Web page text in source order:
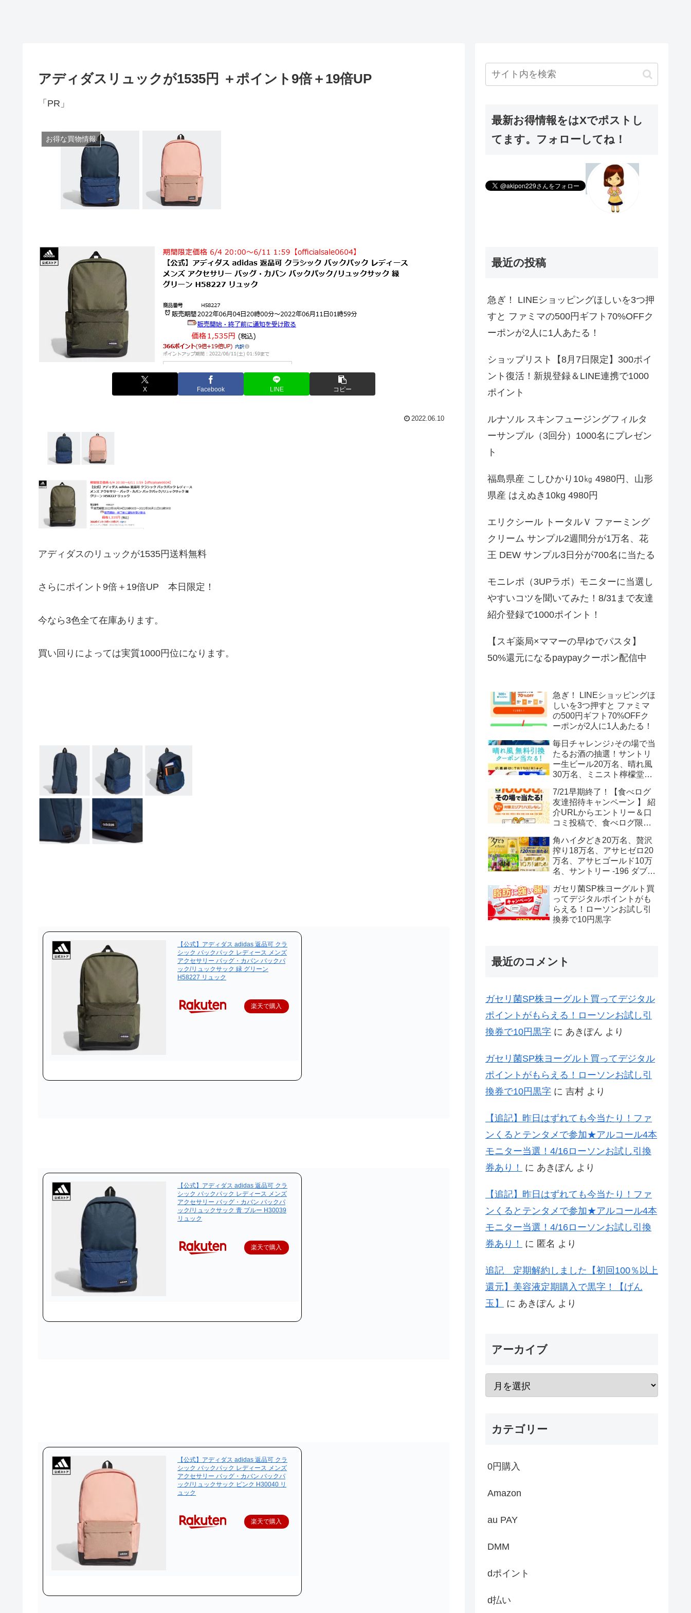
アディダスリュックが1535円 ＋ポイント9倍＋19倍UP
「PR」
お得な買物情報
X Facebook LINE コピー
2022.06.10
アディダスのリュックが1535円送料無料
さらにポイント9倍＋19倍UP 本日限定！
今なら3色全て在庫あります。
買い回りによっては実質1000円位になります。
【公式】アディダス adidas 返品可 クラ
シック バックパック レディース メンズ
アクセサリー バッグ・カバン バックパ
ック/リュックサック 緑 グリーン
H58227 リュック
楽天で購入
【公式】アディダス adidas 返品可 クラ
シック バックパック レディース メンズ
アクセサリー バッグ・カバン バックパ
ック/リュックサック 青 ブルー H30039
リュック
楽天で購入
【公式】アディダス adidas 返品可 クラ
シック バックパック レディース メンズ
アクセサリー バッグ・カバン バックパ
ック/リュックサック ピンク H30040 リ
ュック
楽天で購入
最新お得情報をはXでポストし
てます。フォローしてね！
最近の投稿
急ぎ！ LINEショッピングほしいを3つ押
すと ファミマの500円ギフト70%OFFク
ーポンが2人に1人あたる！
ショップリスト【8月7日限定】300ポイ
ント復活！新規登録＆LINE連携で1000
ポイント
ルナソル スキンフュージングフィルタ
ーサンプル（3回分）1000名にプレゼン
ト
福島県産 こしひかり10㎏ 4980円、山形
県産 はえぬき10kg 4980円
エリクシール トータルＶ ファーミング
クリーム サンプル2週間分が1万名、花
王 DEW サンプル3日分が700名に当たる
モニレポ（3UPラボ）モニターに当選し
やすいコツを聞いてみた！8/31まで友達
紹介登録で1000ポイント！
【スギ薬局×ママーの早ゆでパスタ】
50%還元になるpaypayクーポン配信中
急ぎ！ LINEショッピングほ
しいを3つ押すと ファミマ
の500円ギフト70%OFFク
ーポンが2人に1人あたる！
毎日チャレンジ♪その場で当
たるお酒の抽選！サントリ
ー生ビール20万名、晴れ風
30万名、ミニスト檸檬堂2
ボール12.3万名
7/21早期終了！【食べログ
友達招待キャンペーン 】 紹
介URLからエントリー＆口
コミ投稿で、食べログ限定
トがもらえる
角ハイ夕どき20万名、贅沢
搾り18万名、アサヒゼロ20
万名、アサヒゴールド10万
名、サントリー -196 ダブル
ガセリ菌SP株ヨーグルト買
ってデジタルポイントがも
らえる！ローソンお試し引
換券で10円黒字
最近のコメント
ガセリ菌SP株ヨーグルト買ってデジタル
ポイントがもらえる！ローソンお試し引
換券で10円黒字 に あきぽん より
ガセリ菌SP株ヨーグルト買ってデジタル
ポイントがもらえる！ローソンお試し引
換券で10円黒字 に 吉村 より
【追記】昨日はずれても今当たり！ファ
ンくるとテンタメで参加★アルコール4本
モニター当選！4/16ローソンお試し引換
券あり！
に あきぽん より
【追記】昨日はずれても今当たり！ファ
ンくるとテンタメで参加★アルコール4本
モニター当選！4/16ローソンお試し引換
券あり！
に 匿名 より
追記 定期解約しました【初回100％以上
還元】美容液定期購入で黒字！【げん
玉】
に あきぽん より
アーカイブ
カテゴリー
0円購入
Amazon
au PAY
DMM
dポイント
d払い